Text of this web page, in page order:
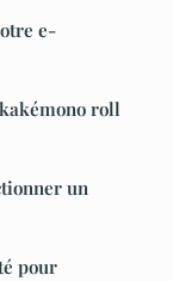
e-
roll
un
pour